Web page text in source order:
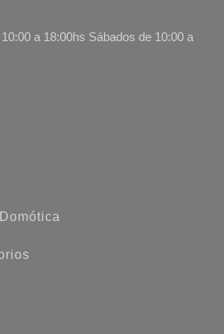
a 18:00hs Sábados de 10:00 a